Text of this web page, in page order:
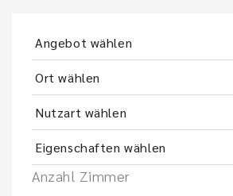
Anzahl Zimmer